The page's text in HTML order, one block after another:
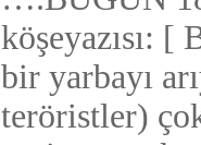
köşeyazısı: [
bir yarbayı
teröristler)